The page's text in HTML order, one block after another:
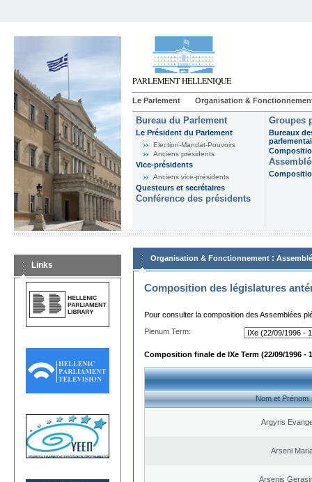
Le Parlement Organisation &
Bureau du Parlement
Le Président du Parlement
Election-Mandat-Pouvoirs
Anciens présidents
Vice-présidents
Anciens vice-présidents
Questeurs et secrétaires
Conférence des présidents
Groupes
Bureaux
Links
Organisation & Fonctionnement :
Composition des législatures
Pour consulter la composition des Assemblées
Plenum Term:
Composition finale de IXe Term (22/09/1996 -
Nom et Prénom
Argyris
Arseni
Arsenis